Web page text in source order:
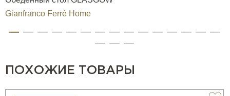
придавая посадке дополнительную мягкость и упругость.
Наполнение сиденья:
плотности разной толщины. Этот материал отличается
длительном использовании и обеспечивает
Gianfranco Ferré Home
ПОХОЖИЕ ТОВАРЫ